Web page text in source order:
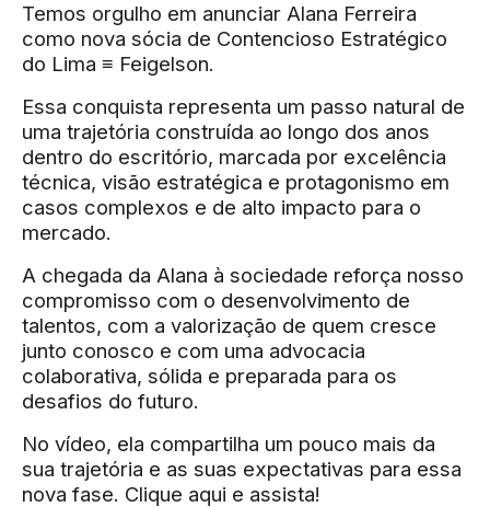
Temos orgulho em anunciar Alana Ferreira
como nova sócia de Contencioso Estratégico
do Lima ≡ Feigelson.
Essa conquista representa um passo natural de
uma trajetória construída ao longo dos anos
dentro do escritório, marcada por excelência
técnica, visão estratégica e protagonismo em
casos complexos e de alto impacto para o
mercado.
A chegada da Alana à sociedade reforça nosso
compromisso com o desenvolvimento de
talentos, com a valorização de quem cresce
junto conosco e com uma advocacia
colaborativa, sólida e preparada para os
desafios do futuro.
No vídeo, ela compartilha um pouco mais da
sua trajetória e as suas expectativas para essa
nova fase. Clique aqui e assista!